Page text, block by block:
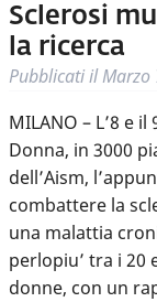
Sclerosi
la ricerca
Pubblicati ilMarzo
MILANO – L’8 e
Donna, in 3000
dell’Aism,
combattere la
una malattia
perlopiu’ tra i 20
donne, con un